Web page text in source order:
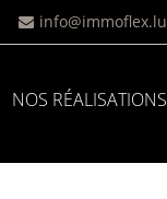
info@immoflex.lu
NOS RÉALISATIONS